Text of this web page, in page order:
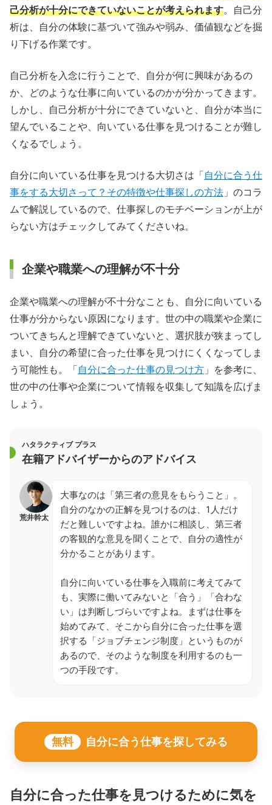
己分析が十分にできていないことが考えられます。自己分
析は、自分の体験に基づいて強みや弱み、価値観などを掘
り下げる作業です。
自己分析を入念に行うことで、自分が何に興味があるの
か、どのような仕事に向いているのかが分かってきます。
しかし、自己分析が十分にできていないと、自分が本当に
望んでいることや、向いている仕事を見つけることが難し
くなるでしょう。
自分に向いている仕事を見つける大切さは「 自分に合う仕
事をする大切さって？その特徴や仕事探しの方法 」のコラ
ムで解説しているので、仕事探しのモチベーションが上が
らない方はチェックしてみてくださいね。
企業や職業への理解が不十分
企業や職業への理解が不十分なことも、自分に向いている
仕事が分からない原因になります。世の中の職業や企業に
ついてきちんと理解できていないと、選択肢が狭まってし
まい、自分の希望に合った仕事を見つけにくくなってしま
う可能性も。「 自分に合った仕事の見つけ方 」を参考に、
世の中の仕事や企業について情報を収集して知識を広げま
しょう。
ハタラクティブ プラス
在籍アドバイザーからのアドバイス
荒井幹太
大事なのは「第三者の意見をもらうこと」。
自分のなかの正解を見つけるのは、1人だけ
だと難しいですよね。誰かに相談し、第三者
の客観的な意見を聞くことで、自分の適性が
分かることがあります。
自分に向いている仕事を入職前に考えてみて
も、実際に働いてみないと「合う」「合わな
い」は判断しづらいですよね。まずは仕事を
始めてみて、そこから自分に合った仕事を選
択する「ジョブチェンジ制度」というものが
あるので、そのような制度を利用するのも一
つの手段です。
無料 自分に合う仕事を探してみる
自分に合った仕事を見つけるために気を